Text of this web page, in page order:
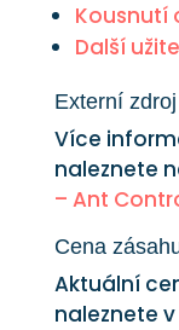
Kousnutí
Další
Externí zdroj
Více
naleznete
– Ant
Cena
Aktuální
naleznete